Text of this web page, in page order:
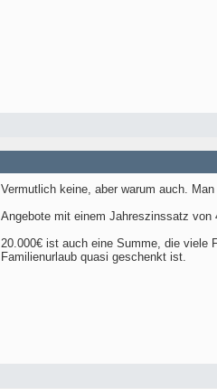
Vermutlich keine, aber warum auch.
Angebote mit einem Jahreszinssatz von
20.000€ ist auch eine Summe, die viele
Familienurlaub quasi geschenkt ist.